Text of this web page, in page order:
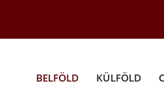
BELFÖLD KÜLFÖLD